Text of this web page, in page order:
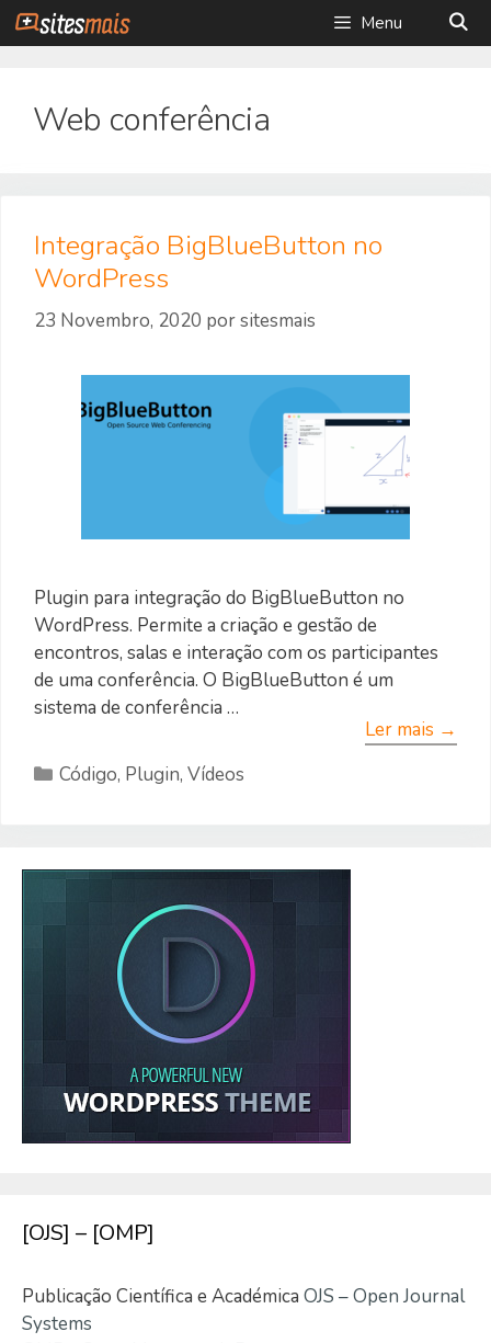
Saltar
para
Menu
Web conferência
Integração BigBlueButton no
WordPress
23 Novembro, 2020 porsitesmais
Plugin para integração do BigBlueButton no
WordPress. Permite a criação e gestão de
encontros, salas e interação com os participantes
de uma conferência. O BigBlueButton é um
sistema de conferência …
Ler mais →
Categorias
Código, Plugin,Vídeos
[OJS] – [OMP]
Publicação Científica e Académica OJS – Open Journal
Systems